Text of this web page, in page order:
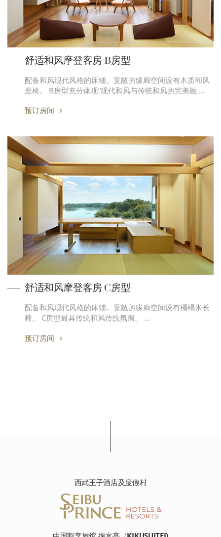
舒适和风摩登客房 B房型
配备和风现代风格的床铺。宽敞的缘廊空间设有木质和风
座椅。 B房型充分体现“现代和风与传统和风的完美融 …
预订房间
舒适和风摩登客房 C房型
配备和风现代风格的床铺。宽敞的缘廊空间设有榻榻米长
椅。 C房型最具传统和风传统氛围。 …
预订房间
西武王子酒店及度假村